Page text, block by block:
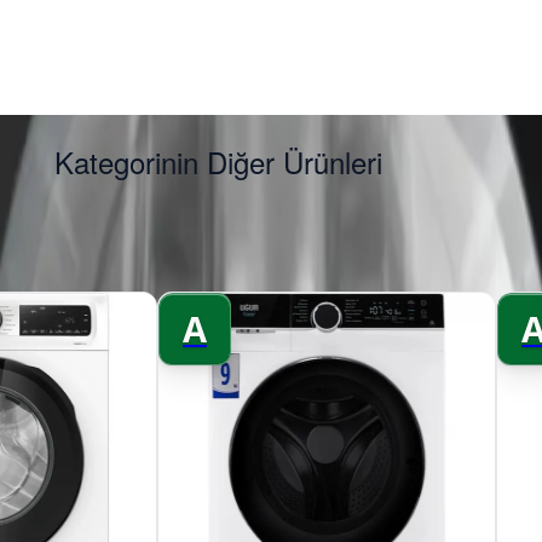
Kategorinin Diğer Ürünleri
A